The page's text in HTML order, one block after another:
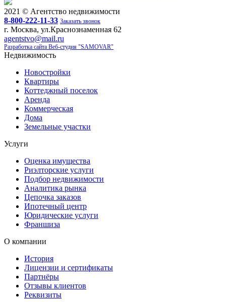
2021 © Агентство недвижимости
8-800-222-11-33 Заказать звонок
г. Москва, ул.Краснознаменная 62
agentstvo@mail.ru
Разработка сайта Веб-студия "SAMOVAR"
Недвижимость
Новостройки
Квартиры
Коттеджный поселок
Аренда
Коммерческая
Дома
Земельные участки
Услуги
Оценка имущества
Риэлторские услуги
Подбор недвижимости
Аналитика рынка
Цепочка заказов
Ипотечный центр
Юридические услуги
Франшиза
О компании
История
Лицензии и сертификаты
Партнёры
Отзывы клиентов
Реквизиты